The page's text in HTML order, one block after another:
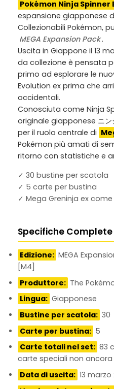
Pokémon Ninja Spinner
espansione giapponese
Collezionabili Pokémon,
MEGA Expansion Pack.
Uscita in Giappone il 13
da collezione è pensata
primo ad esplorare le
Evolution ex prima che
occidentali.
Conosciuta come Ninja
originale giapponese ニ
per il ruolo centrale di
Pokémon più amati di
ritorno con statistiche e
✓ 30 bustine per scatola
✓ 5 carte per bustina
✓ Mega Greninja ex
Specifiche
Edizione: MEGA
[M4]
Produttore: The
Lingua: Giapponese
Bustine per scatola: 30
Carte per bustina: 5
Carte totali nel set: 83
carte speciali non
Data di uscita: 13